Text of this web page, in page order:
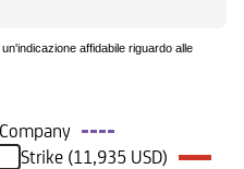
affidabile riguardo alle
Strike (11,935 USD)